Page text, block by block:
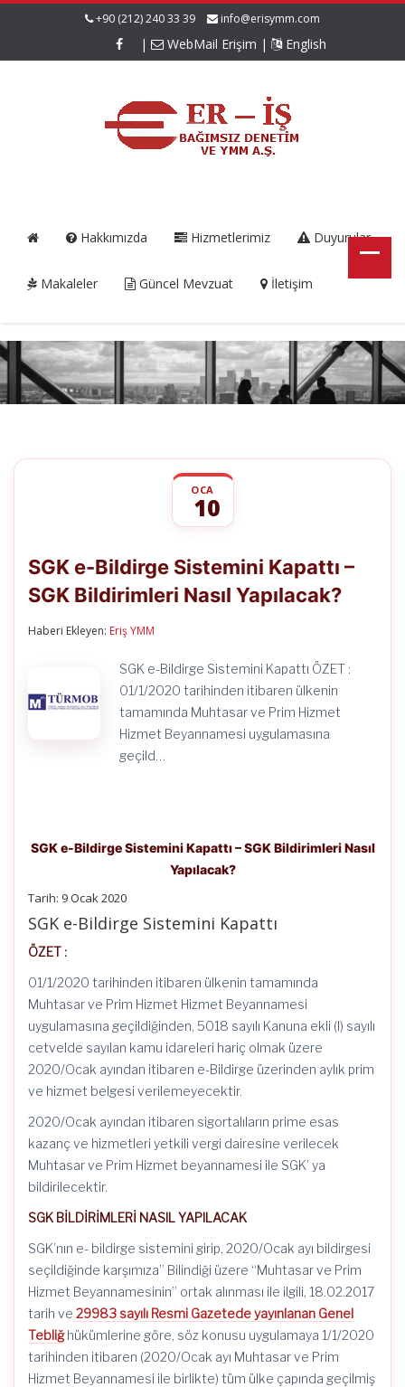
+90 (212) 240 33 39 info@erisymm.com
| WebMail Erişim | English
Hakkımızda Hizmetlerimiz Duyurular
Makaleler Güncel Mevzuat İletişim
OCA
10
Bildirge
Sistemini
Kapattı
Yapılacak?
için
SGK e-Bildirge Sistemini Kapattı –
SGK Bildirimleri Nasıl Yapılacak?
Haberi Ekleyen: Eriş YMM
SGK e-Bildirge Sistemini Kapattı ÖZET :
01/1/2020 tarihinden itibaren ülkenin
tamamında Muhtasar ve Prim Hizmet
Hizmet Beyannamesi uygulamasına
geçild…
SGK e-Bildirge Sistemini Kapattı – SGK Bildirimleri Nasıl
Yapılacak?
Tarih: 9 Ocak 2020
SGK e-Bildirge Sistemini Kapattı
ÖZET :
01/1/2020 tarihinden itibaren ülkenin tamamında
Muhtasar ve Prim Hizmet Hizmet Beyannamesi
uygulamasına geçildiğinden, 5018 sayılı Kanuna ekli (I) sayılı
cetvelde sayılan kamu idareleri hariç olmak üzere
2020/Ocak ayından itibaren e-Bildirge üzerinden aylık prim
ve hizmet belgesi verilemeyecektir.
2020/Ocak ayından itibaren sigortalıların prime esas
kazanç ve hizmetleri yetkili vergi dairesine verilecek
Muhtasar ve Prim Hizmet beyannamesi ile SGK’ ya
bildirilecektir.
SGK BİLDİRİMLERİ NASIL YAPILACAK
SGK’nın e- bildirge sistemini girip, 2020/Ocak ayı bildirgesi
seçildiğinde karşımıza” Bilindiği üzere “Muhtasar ve Prim
Hizmet Beyannamesinin” ortak alınması ile ilgili, 18.02.2017
tarih ve 29983 sayılı Resmi Gazetede yayınlanan Genel
Tebliğ hükümlerine göre, söz konusu uygulamaya 1/1/2020
tarihinden itibaren (2020/Ocak ayı Muhtasar ve Prim
Hizmet Beyannamesi ile birlikte) tüm ülke çapında geçilmiş